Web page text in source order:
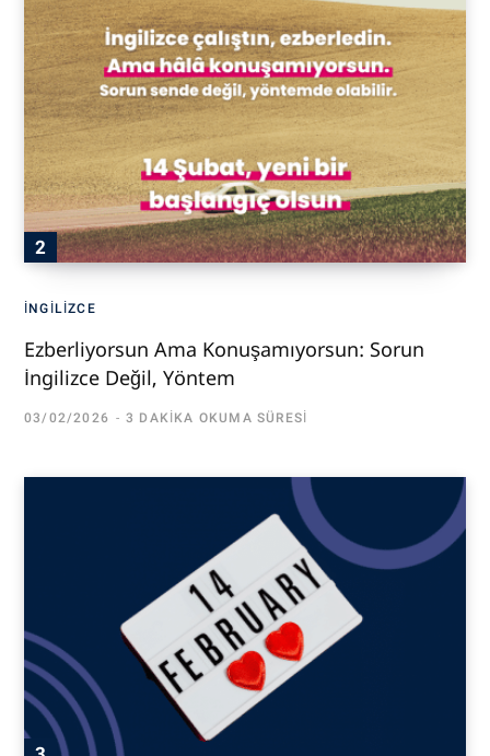
İNGILIZCE
Ezberliyorsun Ama Konuşamıyorsun: Sorun
İngilizce Değil, Yöntem
03/02/2026 3 DAKIKA OKUMA SÜRESI